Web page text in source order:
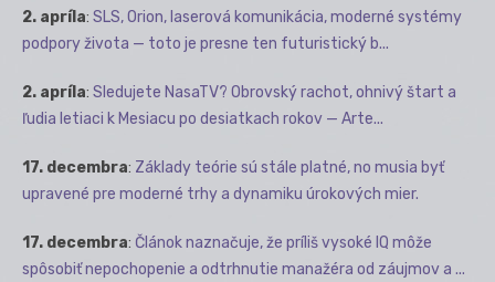
2. apríla: SLS, Orion, laserová komunikácia, moderné systémy
podpory života — toto je presne ten futuristický b...
2. apríla: Sledujete NasaTV? Obrovský rachot, ohnivý štart a
ľudia letiaci k Mesiacu po desiatkach rokov — Arte...
17. decembra: Základy teórie sú stále platné, no musia byť
upravené pre moderné trhy a dynamiku úrokových mier.
17. decembra: Článok naznačuje, že príliš vysoké IQ môže
spôsobiť nepochopenie a odtrhnutie manažéra od záujmov a ...